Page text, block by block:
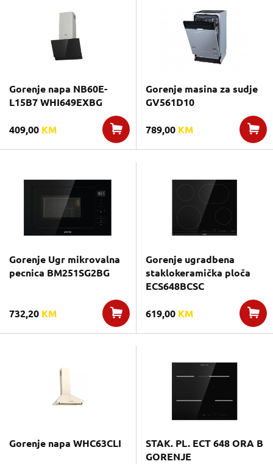
Gorenje napa NB60E-
L15B7 WHI649EXBG
409,00 KM
Gorenje masina za sudje
GV561D10
789,00 KM
Gorenje Ugr mikrovalna
pecnica BM251SG2BG
732,20 KM
Gorenje ugradbena
staklokeramička ploča
ECS648BCSC
619,00 KM
Gorenje napa WHC63CLI
STAK. PL. ECT 648 ORA B
GORENJE